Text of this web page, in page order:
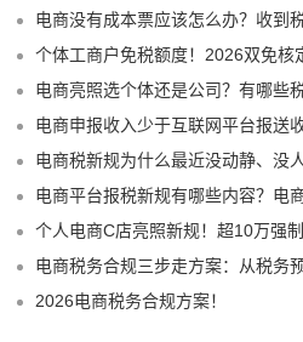
电商没有成本票应该怎么办？收到
个体工商户免税额度！2026双免核
电商亮照选个体还是公司？有哪些
电商申报收入少于互联网平台报送收入怎么调整申
电商税新规为什么最近没动静、没人
电商平台报税新规有哪些内容？电商企业
个人电商C店亮照新规！超10万强
电商税务合规三步走方案：从税务
2026电商税务合规方案！